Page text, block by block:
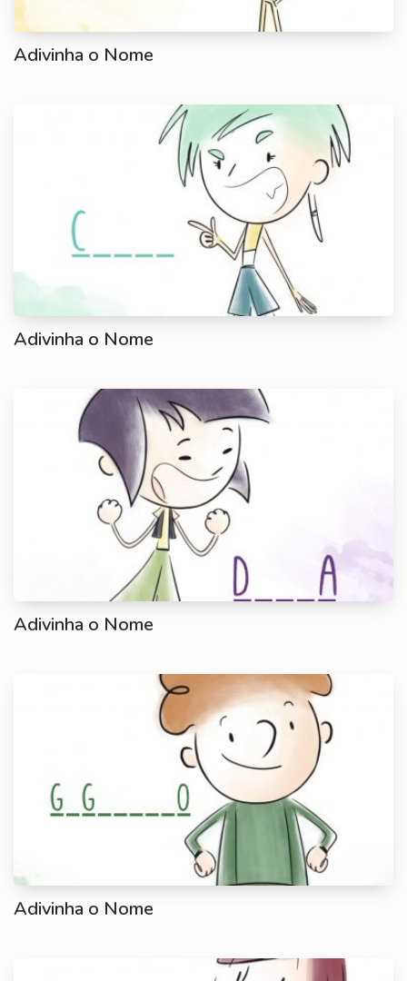
Adivinha o Nome
Adivinha o Nome
Adivinha o Nome
Adivinha o Nome